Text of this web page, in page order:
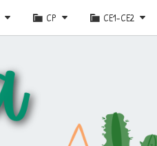
CP CE1-CE2